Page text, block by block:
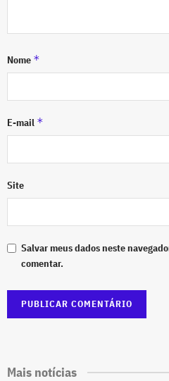
Nome *
E-mail *
Site
Salvar meus dados neste
comentar.
Mais notícias